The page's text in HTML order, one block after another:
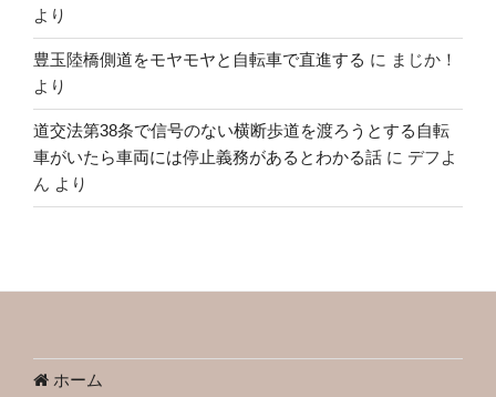
より
豊玉陸橋側道をモヤモヤと自転車で直進する に まじか！
より
道交法第38条で信号のない横断歩道を渡ろうとする自転
車がいたら車両には停止義務があるとわかる話 に デフよ
ん より
ホーム